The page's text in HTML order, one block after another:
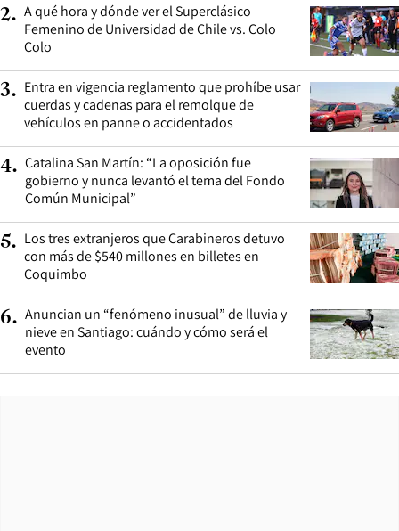
2. A qué hora y dónde ver el Superclásico
Femenino de Universidad de Chile vs. Colo
Colo
3. Entra en vigencia reglamento que prohíbe usar
cuerdas y cadenas para el remolque de
vehículos en panne o accidentados
4. Catalina San Martín: “La oposición fue
gobierno y nunca levantó el tema del Fondo
Común Municipal”
5. Los tres extranjeros que Carabineros detuvo
con más de $540 millones en billetes en
Coquimbo
6. Anuncian un “fenómeno inusual” de lluvia y
nieve en Santiago: cuándo y cómo será el
evento